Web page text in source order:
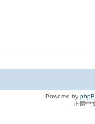
Powered by
正體中